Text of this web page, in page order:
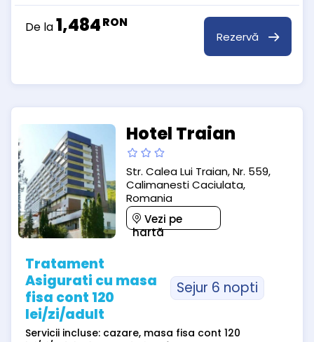
De la1,484RON
Rezervă
Hotel Traian
Str. Calea Lui Traian, Nr. 559,
Calimanesti Caciulata,
Romania
Vezi pe
hartă
Tratament
Asigurati cu masa
fisa cont 120
lei/zi/adult
Sejur 6 nopti
Servicii incluse: cazare, masa fisa cont 120